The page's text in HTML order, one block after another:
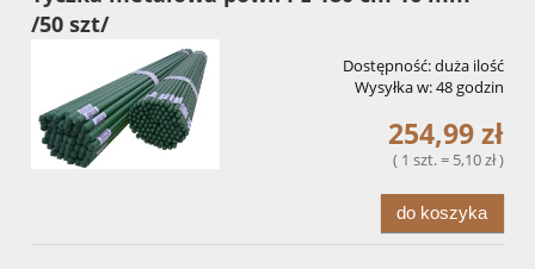
/50 szt/
Dostępność:duża ilość
Wysyłka w:48 godzin
254,99 zł
( 1 szt. = 5,10 zł )
do koszyka